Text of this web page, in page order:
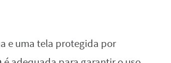
e uma tela protegida por